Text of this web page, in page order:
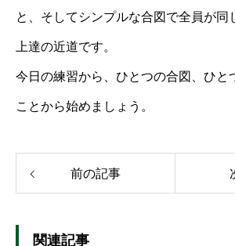
と、そしてシンプルな合図で全員が同
上達の近道です。
今日の練習から、ひとつの合図、ひと
ことから始めましょう。
前の記事
関連記事